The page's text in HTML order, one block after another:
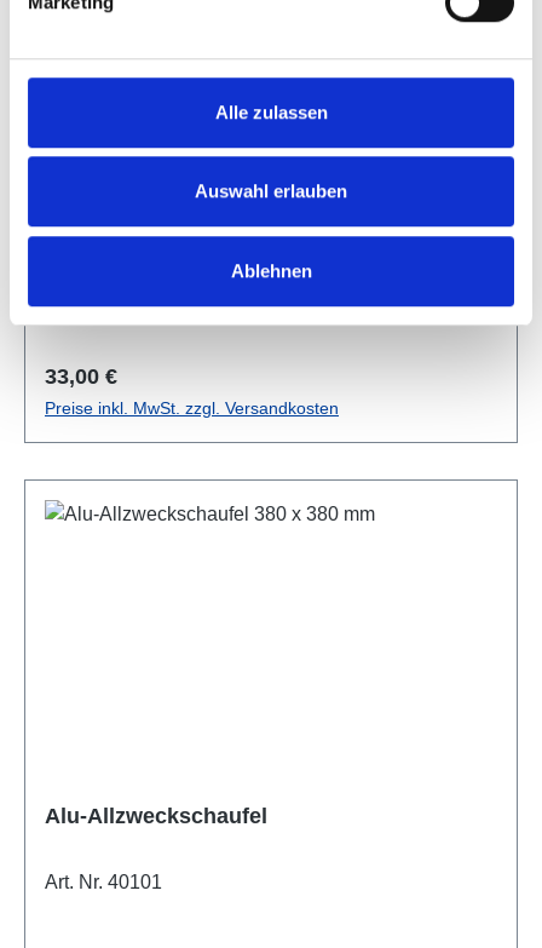
Alle zulassen
Auswahl erlauben
Ablehnen
Alu-Allzweckschaufel 340 x 325 mm
Regulärer Preis:
33,00 €
Preise inkl. MwSt. zzgl. Versandkosten
Alu-Allzweckschaufel
Art. Nr. 40101